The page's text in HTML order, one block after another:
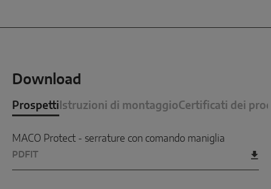
Download
Prospetti Istruzioni di montaggioCertificati dei
MACO Protect - serrature con comando maniglia
PDF IT